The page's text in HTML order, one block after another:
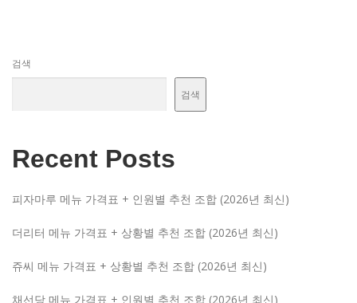
검색
검색
Recent Posts
피자마루 메뉴 가격표 + 인원별 추천 조합 (2026년 최신)
더리터 메뉴 가격표 + 상황별 추천 조합 (2026년 최신)
쥬씨 메뉴 가격표 + 상황별 추천 조합 (2026년 최신)
채선당 메뉴 가격표 + 인원별 추천 조합 (2026년 최신)